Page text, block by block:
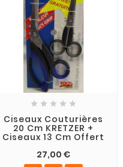
    
Ciseaux Couturières
20 Cm KRETZER +
Ciseaux 13 Cm Offert
27,00 €